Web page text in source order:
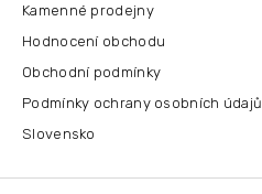
Kamenné prodejny
Hodnocení obchodu
Obchodní podmínky
Podmínky ochrany osobních údajů
Slovensko